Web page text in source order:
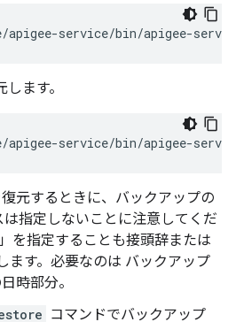
apigee-service/bin/apigee-
ます。
apigee-service/bin/apigee-
元するときに、バックアップの
は指定しないことに注意してくだ
を指定することも接頭辞または
ます。必要なのは バックアップ
時部分。
コマンドでバックアップ